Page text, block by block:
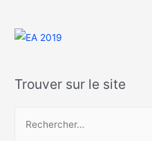
Trouver sur le site